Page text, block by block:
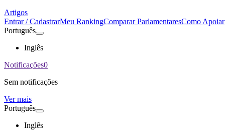
Artigos
Entrar / CadastrarMeu RankingComparar ParlamentaresComo Apoiar
Português
Inglês
Notificações0
Sem notificações
Ver mais
Português
Inglês